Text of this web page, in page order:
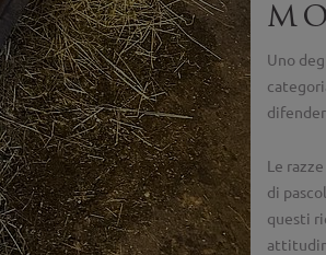
Uno
Le
di
questi